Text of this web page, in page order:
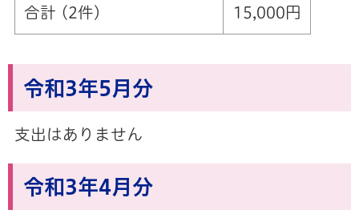
合計 (2件) 15,000円
令和3年5月分
支出はありません
令和3年4月分